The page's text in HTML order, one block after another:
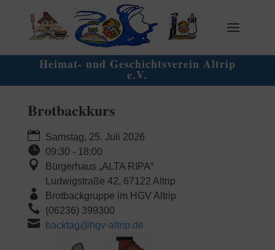
Heimat- und Geschichtsverein Altrip
e.V.
Brotbackkurs
Samstag, 25. Juli 2026
09:30 - 18:00
Bürgerhaus „ALTA RIPA“
Ludwigstraße 42, 67122 Altrip
Brotbackgruppe im HGV Altrip
(06236) 399300
backtag@hgv-altrip.de